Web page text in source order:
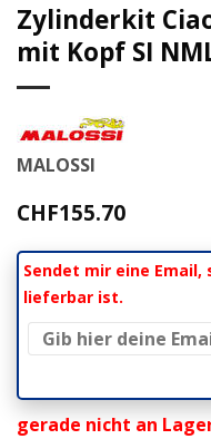
Zylinderkit
mit Kopf SI
MALOSSI
CHF155.70
Sendet mir eine
lieferbar ist.
gerade nicht an